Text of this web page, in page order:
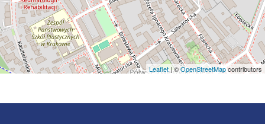
Leaflet| ©OpenStreetMapcontributors